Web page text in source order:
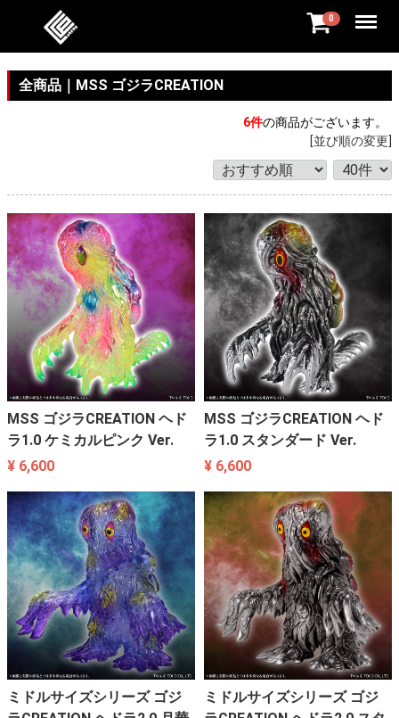
0 Menu
全商品 MSS ゴジラCREATION
6件の商品がございます。
[並び順の変更]
MSS ゴジラCREATION ヘド
ラ1.0 ケミカルピンク Ver.
¥ 6,600
MSS ゴジラCREATION ヘド
ラ1.0 スタンダード Ver.
¥ 6,600
ミドルサイズシリーズ ゴジ
ミドルサイズシリーズ ゴジ